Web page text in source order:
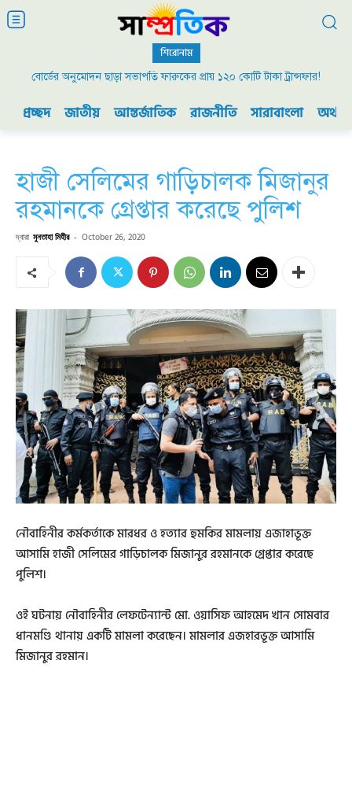
শিরোনাম
বোর্ডের অনুমোদন ছাড়া সভাপতি ফারুকের প্রায় ১২০ কোটি টাকা ট্রান্সফার!
প্রচ্ছদ জাতীয় আন্তর্জাতিক রাজনীতি সারাবাংলা
হাজী সেলিমের গাড়িচালক মিজানুর
রহমানকে গ্রেপ্তার করেছে পুলিশ
দ্বারা মুনতাহা মিহীর - October 26, 2020
নৌবাহিনীর কর্মকর্তাকে মারধর ও হত্যার হুমকির মামলায় এজাহাভূক্ত
আসামি হাজী সেলিমের গাড়িচালক মিজানুর রহমানকে গ্রেপ্তার করেছে
পুলিশ।
ওই ঘটনায় নৌবাহিনীর লেফটেন্যান্ট মো. ওয়াসিফ আহমেদ খান সোমবার
ধানমণ্ডি থানায় একটি মামলা করেছেন। মামলার এজহারভূক্ত আসামি
মিজানুর রহমান।